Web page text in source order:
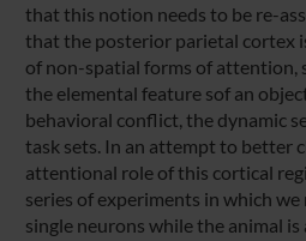
that this notion needs to be re-
that the posterior parietal cortex
of non-spatial forms of attention,
the elemental feature sof an
behavioral conflict, the dynamic
task sets. In an attempt to better
attentional role of this cortical
series of experiments in which
single neurons while the animal